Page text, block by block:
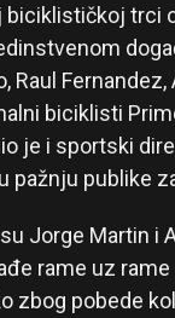
trci
Raul
biciklisti
je i sportski
pažnju publike
Jorge Martin i
rame uz
zbog pobede